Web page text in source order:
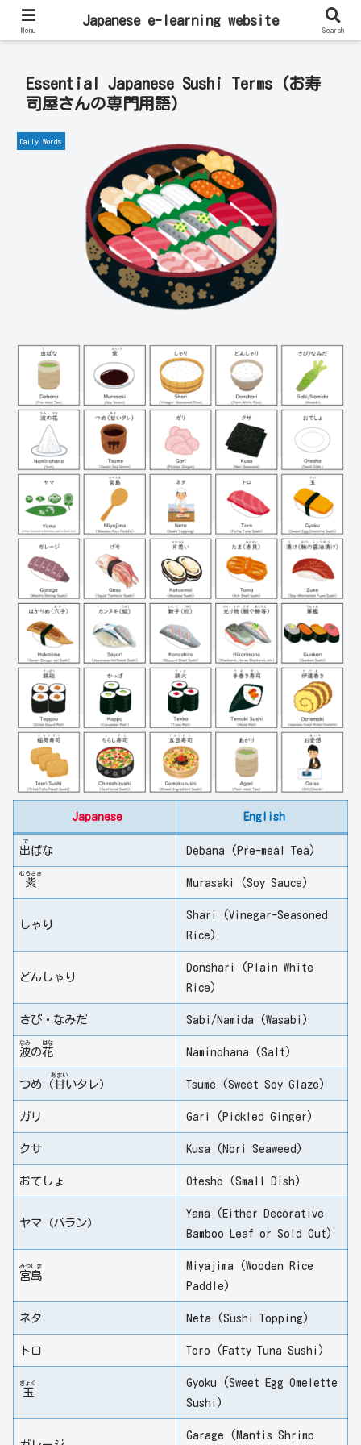
Learn Japanese Online | Private Lessons with Native Japanese Teachers!
Essential Japanese Sushi Terms (お寿
司屋さんの専門用語)
Daily Words
Japanese English
出
で
ばな Debana (Pre-meal Tea)
紫
むらさき
Murasaki (Soy Sauce)
しゃり
Shari (Vinegar-Seasoned
Rice)
どんしゃり
Donshari (Plain White
Rice)
さび・なみだ Sabi/Namida (Wasabi)
波
なみ
の花
はな
Naminohana (Salt)
つめ（甘
あまい
いタレ） Tsume (Sweet Soy Glaze)
ガリ Gari (Pickled Ginger)
クサ Kusa (Nori Seaweed)
おてしょ Otesho (Small Dish)
ヤマ（バラン）
Yama (Either Decorative
Bamboo Leaf or Sold Out)
宮
みや
島
じま
Miyajima (Wooden Rice
Paddle)
ネタ Neta (Sushi Topping)
トロ Toro (Fatty Tuna Sushi)
玉
ぎょく
Gyoku (Sweet Egg Omelette
Sushi)
Garage (Mantis Shrimp
Menu
Japanese e-learning website
Search